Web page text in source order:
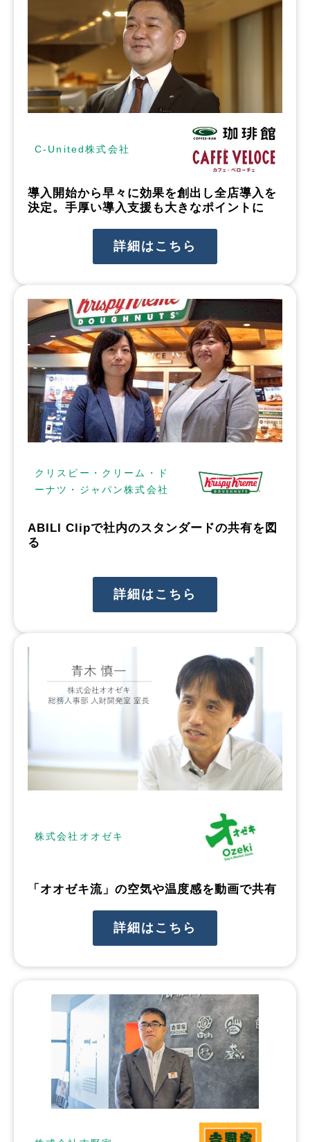
C-United株式会社
導入開始から早々に効果を創出し全店導入を
決定。手厚い導入支援も大きなポイントに
詳細はこちら
クリスピー・クリーム・ド
ーナツ・ジャパン株式会社
ABILI Clipで社内のスタンダードの共有を図
る
詳細はこちら
株式会社オオゼキ
「オオゼキ流」の空気や温度感を動画で共有
詳細はこちら